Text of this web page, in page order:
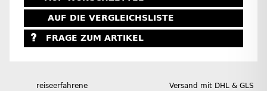
AUF DIE VERGLEICHSLISTE
FRAGE ZUM ARTIKEL
reiseerfahrene
Versand mit DHL & GLS